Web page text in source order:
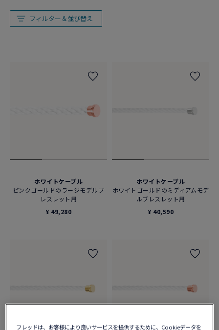
フィルター＆並び替え
ホワイトケーブル
ピンクゴールドのラージモデルブ
レスレット用
¥ 49,280
ホワイトケーブル
ホワイトゴールドのミディアムモデ
ルブレスレット用
¥ 40,590
フレッドは、お客様により良いサービスを提供するために、Cookieデータを